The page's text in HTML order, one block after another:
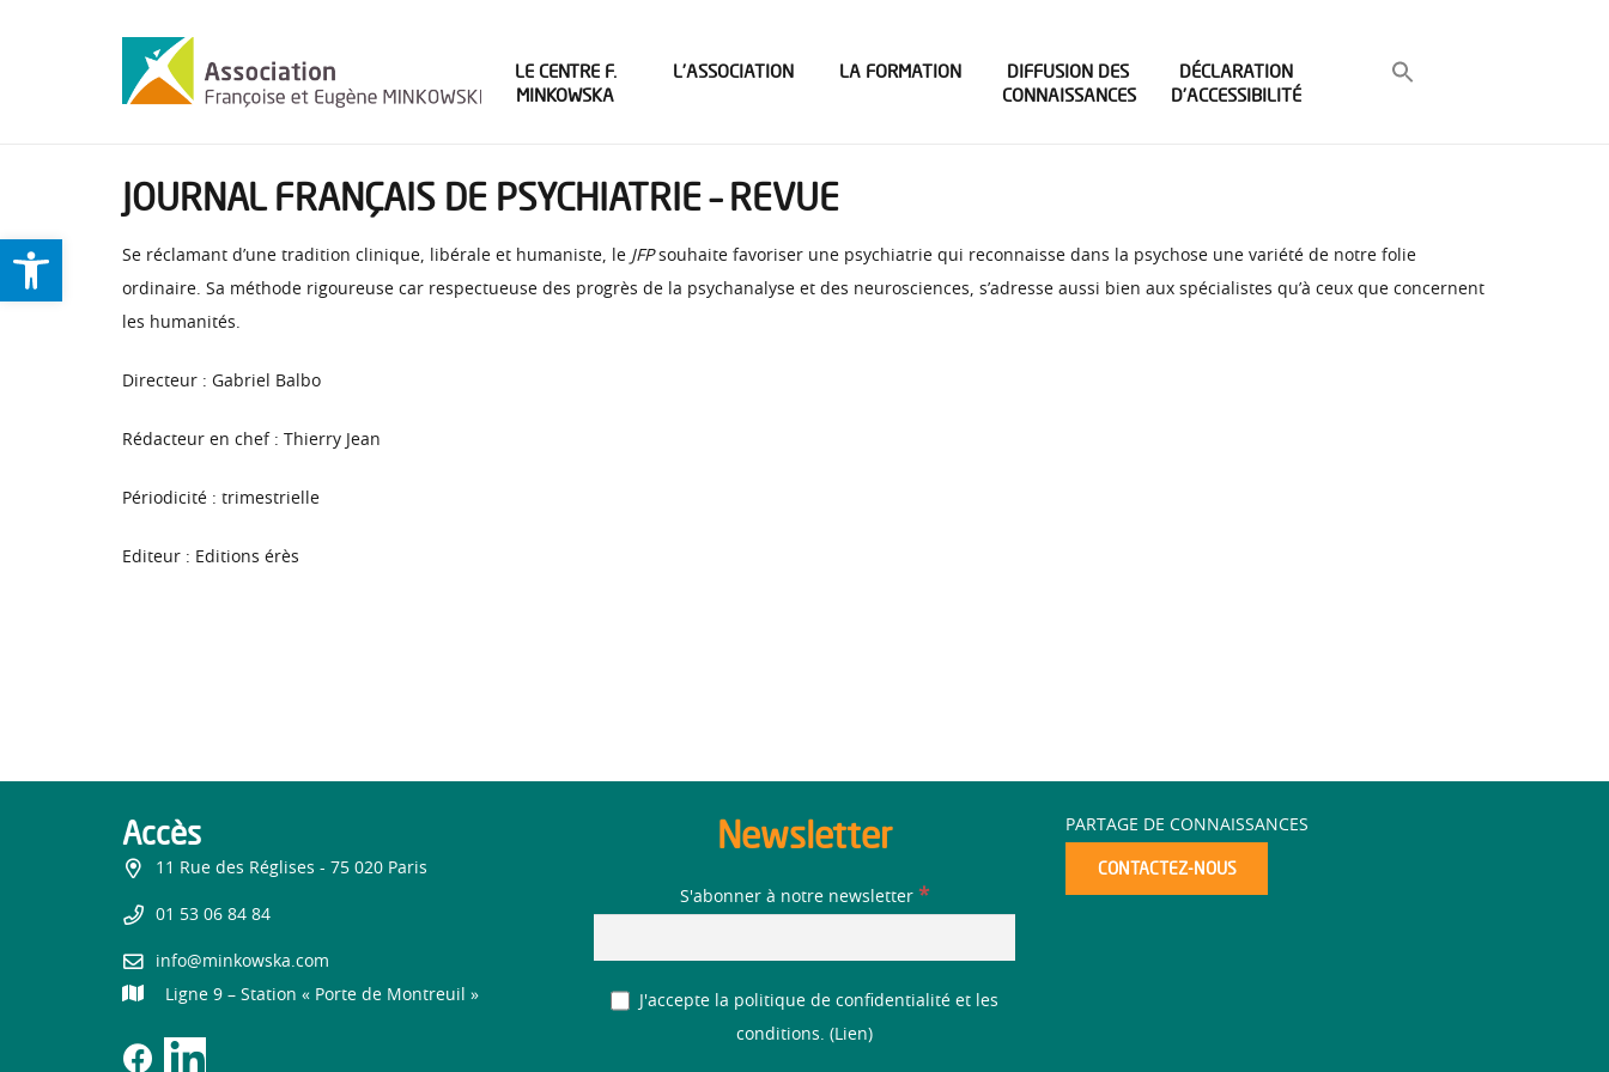
Ouvrir la barre d’outils
LE CENTRE F.
MINKOWSKA
L’ASSOCIATION LA FORMATION
DIFFUSION DES
CONNAISSANCES
DÉCLARATION
D’ACCESSIBILITÉ
JOURNAL FRANÇAIS DE PSYCHIATRIE – REVUE
Se réclamant d’une tradition clinique, libérale et humaniste, le JFPsouhaite favoriser une psychiatrie qui reconnaisse dans la psychose une variété de notre folie
ordinaire. Sa méthode rigoureuse car respectueuse des progrès de la psychanalyse et des neurosciences, s’adresse aussi bien aux spécialistes qu’à ceux que concernent
les humanités.
Directeur : Gabriel Balbo
Rédacteur en chef : Thierry Jean
Périodicité : trimestrielle
Editeur : Editions érès
Accès
11 Rue des Réglises - 75 020 Paris
01 53 06 84 84
info@minkowska.com
Ligne 9 – Station « Porte de Montreuil »
Newsletter
S'abonner à notre newsletter *
J'accepte la politique de confidentialité et les
conditions. ( Lien)
PARTAGE DE CONNAISSANCES
CONTACTEZ-NOUS